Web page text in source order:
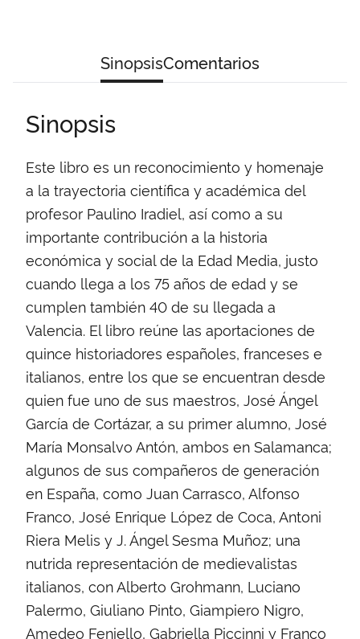
SinopsisComentarios
Sinopsis
Este libro es un reconocimiento y homenaje
a la trayectoria científica y académica del
profesor Paulino Iradiel, así como a su
importante contribución a la historia
económica y social de la Edad Media, justo
cuando llega a los 75 años de edad y se
cumplen también 40 de su llegada a
Valencia. El libro reúne las aportaciones de
quince historiadores españoles, franceses e
italianos, entre los que se encuentran desde
quien fue uno de sus maestros, José Ángel
García de Cortázar, a su primer alumno, José
María Monsalvo Antón, ambos en Salamanca;
algunos de sus compañeros de generación
en España, como Juan Carrasco, Alfonso
Franco, José Enrique López de Coca, Antoni
Riera Melis y J. Ángel Sesma Muñoz; una
nutrida representación de medievalistas
italianos, con Alberto Grohmann, Luciano
Palermo, Giuliano Pinto, Giampiero Nigro,
Amedeo Feniello, Gabriella Piccinni y Franco